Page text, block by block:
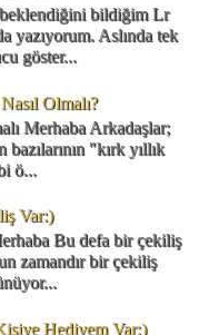
bildiğim Lr
yazıyorum. Aslında tek
göster...
Olmalı?
Merhaba Arkadaşlar;
"kırk yıllık
ö...
Var:)
Bu defa bir çekiliş
zamandır bir çekiliş
Hediyem Var:)